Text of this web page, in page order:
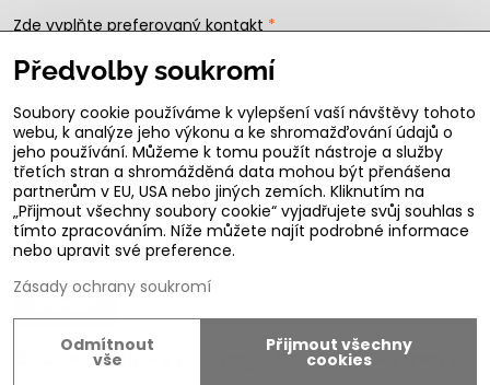
Zde vyplňte preferovaný kontakt *
Zde napište Váš dotaz
Odeslat
B2b podmínky pro registrované partnery
Předvolby soukromí
Soubory cookie používáme k vylepšení vaší návštěvy tohoto
webu, k analýze jeho výkonu a ke shromažďování údajů o
jeho používání. Můžeme k tomu použít nástroje a služby
třetích stran a shromážděná data mohou být přenášena
partnerům v EU, USA nebo jiných zemích. Kliknutím na
„Přijmout všechny soubory cookie“ vyjadřujete svůj souhlas s
tímto zpracováním. Níže můžete najít podrobné informace
nebo upravit své preference.
Zásady ochrany soukromí
Přijmout všechny
cookies
Odmítnout
vše